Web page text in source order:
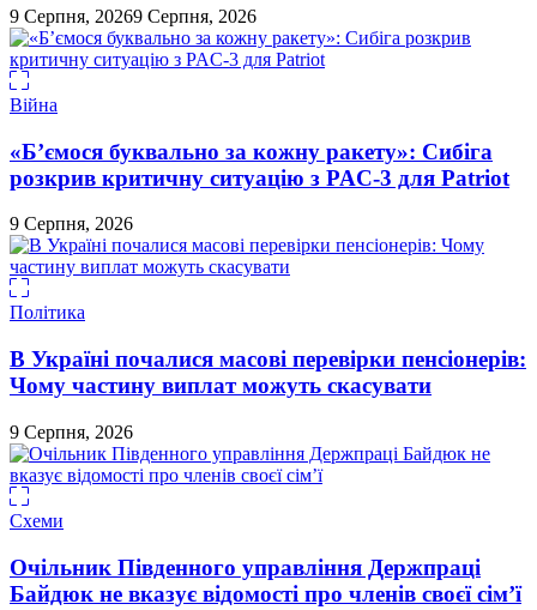
9 Серпня, 20269 Серпня, 2026
Війна
«Б’ємося буквально за кожну ракету»: Сибіга
розкрив критичну ситуацію з PAC-3 для Patriot
9 Серпня, 2026
Політика
В Україні почалися масові перевірки пенсіонерів:
Чому частину виплат можуть скасувати
9 Серпня, 2026
Схеми
Очільник Південного управління Держпраці
Байдюк не вказує відомості про членів своєї сім’ї